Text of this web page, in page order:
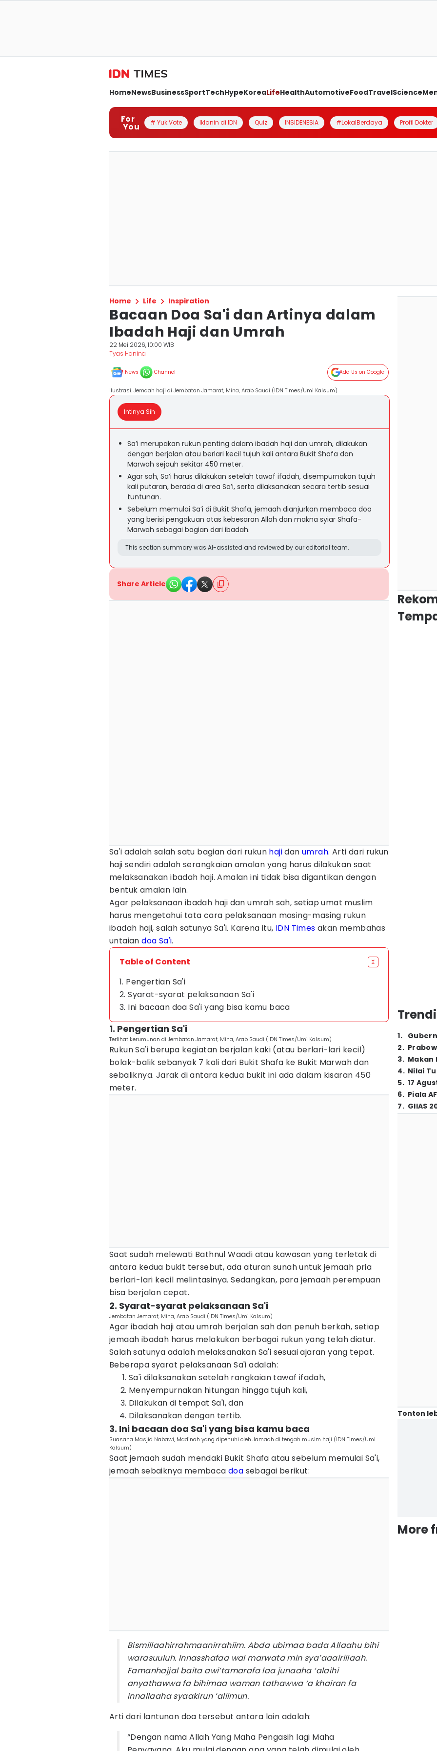
HomeNewsBusinessSportTechHypeKoreaLifeHealthAutomotiveFoodTravelScience
For
You # Yuk Vote Iklanin di IDN Quiz INSIDENESIA #LokalBerdaya Profil Dokter
Home Life Inspiration
Bacaan Doa Sa'i dan Artinya dalam
Ibadah Haji dan Umrah
22 Mei 2026, 10:00 WIB
Tyas Hanina
News Channel Add Us on Google
Ilustrasi. Jemaah haji di Jembatan Jamarat, Mina, Arab Saudi (IDN Times/Umi Kalsum)
Intinya Sih
Sa’i merupakan rukun penting dalam ibadah haji dan umrah, dilakukan
dengan berjalan atau berlari kecil tujuh kali antara Bukit Shafa dan
Marwah sejauh sekitar 450 meter.
Agar sah, Sa’i harus dilakukan setelah tawaf ifadah, disempurnakan tujuh
kali putaran, berada di area Sa’i, serta dilaksanakan secara tertib sesuai
tuntunan.
Sebelum memulai Sa’i di Bukit Shafa, jemaah dianjurkan membaca doa
yang berisi pengakuan atas kebesaran Allah dan makna syiar Shafa-
Marwah sebagai bagian dari ibadah.
This section summary was AI-assisted and reviewed by our editorial team.
Share Article
Sa'i adalah salah satu bagian dari rukun hajidanumrah. Arti dari rukun
haji sendiri adalah serangkaian amalan yang harus dilakukan saat
melaksanakan ibadah haji. Amalan ini tidak bisa digantikan dengan
bentuk amalan lain.
Agar pelaksanaan ibadah haji dan umrah sah, setiap umat muslim
harus mengetahui tata cara pelaksanaan masing-masing rukun
ibadah haji, salah satunya Sa'i. Karena itu, IDN Times akan membahas
untaiandoa Sa'i.
Table of Content
1. Pengertian Sa'i
2. Syarat-syarat pelaksanaan Sa'i
3. Ini bacaan doa Sa'i yang bisa kamu baca
1. Pengertian Sa'i
Terlihat kerumunan di Jembatan Jamarat, Mina, Arab Saudi (IDN Times/Umi Kalsum)
Rukun Sa'i berupa kegiatan berjalan kaki (atau berlari-lari kecil)
bolak-balik sebanyak 7 kali dari Bukit Shafa ke Bukit Marwah dan
sebaliknya. Jarak di antara kedua bukit ini ada dalam kisaran 450
meter.
Saat sudah melewati Bathnul Waadi atau kawasan yang terletak di
antara kedua bukit tersebut, ada aturan sunah untuk jemaah pria
berlari-lari kecil melintasinya. Sedangkan, para jemaah perempuan
bisa berjalan cepat.
2. Syarat-syarat pelaksanaan Sa'i
Jembatan Jemarat, Mina, Arab Saudi (IDN Times/Umi Kalsum)
Agar ibadah haji atau umrah berjalan sah dan penuh berkah, setiap
jemaah ibadah harus melakukan berbagai rukun yang telah diatur.
Salah satunya adalah melaksanakan Sa'i sesuai ajaran yang tepat.
Beberapa syarat pelaksanaan Sa'i adalah:
Sa'i dilaksanakan setelah rangkaian tawaf ifadah,
Menyempurnakan hitungan hingga tujuh kali,
Dilakukan di tempat Sa'i, dan
Dilaksanakan dengan tertib.
3. Ini bacaan doa Sa'i yang bisa kamu baca
Suasana Masjid Nabawi, Madinah yang dipenuhi oleh Jamaah di tengah musim haji (IDN Times/Umi
Kalsum)
Saat jemaah sudah mendaki Bukit Shafa atau sebelum memulai Sa'i,
jemaah sebaiknya membaca doa sebagai berikut:
Bismillaahirrahmaanirrahiim. Abda ubimaa bada Allaahu bihi
warasuuluh. Innasshafaa wal marwata min sya’aaairillaah.
Famanhajjal baita awi’tamarafa laa junaaha ‘alaihi
anyathawwa fa bihimaa waman tathawwa ‘a khairan fa
innallaaha syaakirun ‘aliimun.
Arti dari lantunan doa tersebut antara lain adalah:
“Dengan nama Allah Yang Maha Pengasih lagi Maha
1.
2.
3. Makan
4. Nilai
5. 17
6. Piala
7. GIIAS
Tonton
More